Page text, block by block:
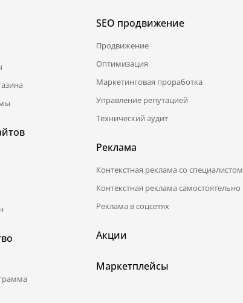
SEO продвижение
Продвижение
Оптимизация
Маркетинговая проработка
Управление репутацией
Технический аудит
Реклама
Контекстная реклама со специалистом
Контекстная реклама самостоятельно
Реклама в соцсетях
Акции
Маркетплейсы